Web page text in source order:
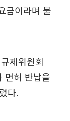
금이라며 불
제위원회
면허 반납을
다.